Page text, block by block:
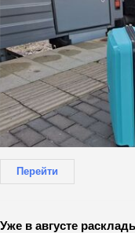
Перейти
Уже в августе